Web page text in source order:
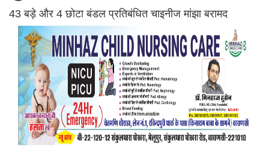
43 बड़े और 4 छोटा बंडल प्रतिबंधित चाइनीज मांझा बरामद